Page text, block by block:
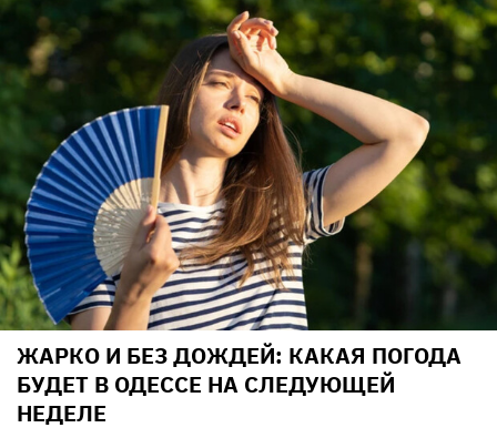
ЖАРКО И БЕЗ ДОЖДЕЙ: КАКАЯ ПОГОДА
БУДЕТ В ОДЕССЕ НА СЛЕДУЮЩЕЙ
НЕДЕЛЕ